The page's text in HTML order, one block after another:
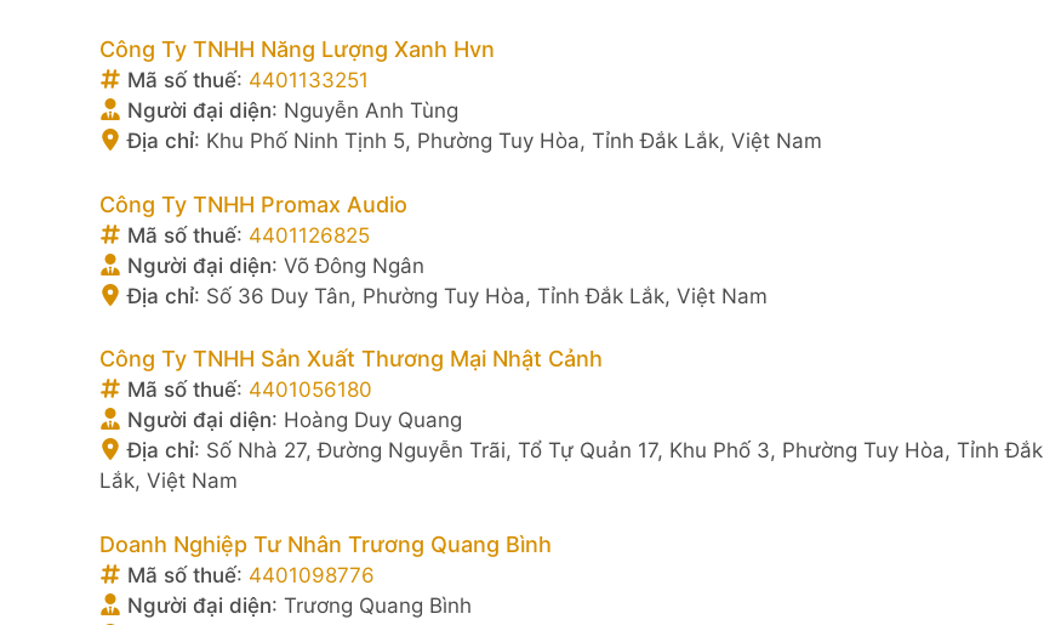
Công Ty TNHH Năng Lượng Xanh Hvn
Mã số thuế: 4401133251
Người đại diện: Nguyễn Anh Tùng
Địa chỉ: Khu Phố Ninh Tịnh 5, Phường Tuy Hòa, Tỉnh Đắk Lắk, Việt Nam
Công Ty TNHH Promax Audio
Mã số thuế: 4401126825
Người đại diện: Võ Đông Ngân
Địa chỉ: Số 36 Duy Tân, Phường Tuy Hòa, Tỉnh Đắk Lắk, Việt Nam
Công Ty TNHH Sản Xuất Thương Mại Nhật Cảnh
Mã số thuế: 4401056180
Người đại diện: Hoàng Duy Quang
Địa chỉ: Số Nhà 27, Đường Nguyễn Trãi, Tổ Tự Quản 17, Khu Phố 3, Phường Tuy Hòa, Tỉnh Đắk
Lắk, Việt Nam
Doanh Nghiệp Tư Nhân Trương Quang Bình
Mã số thuế: 4401098776
Người đại diện: Trương Quang Bình